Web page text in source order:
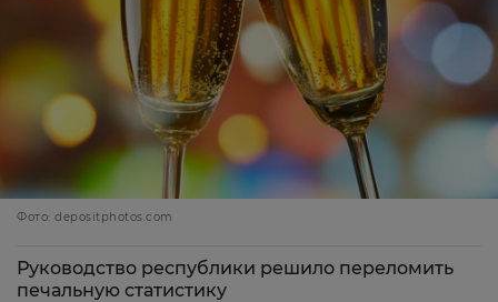
Фото: depositphotos.com
Руководство республики решило переломить
печальную статистику